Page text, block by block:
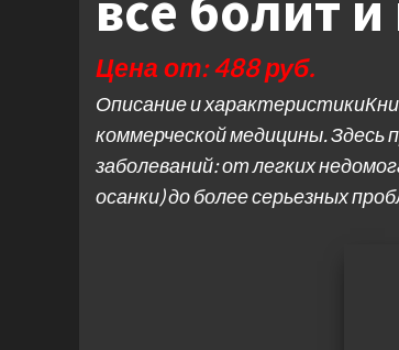
Цена от: 488 руб.
Описание и
коммерческой медицины.
заболеваний: от легких
осанки) до более серьезных